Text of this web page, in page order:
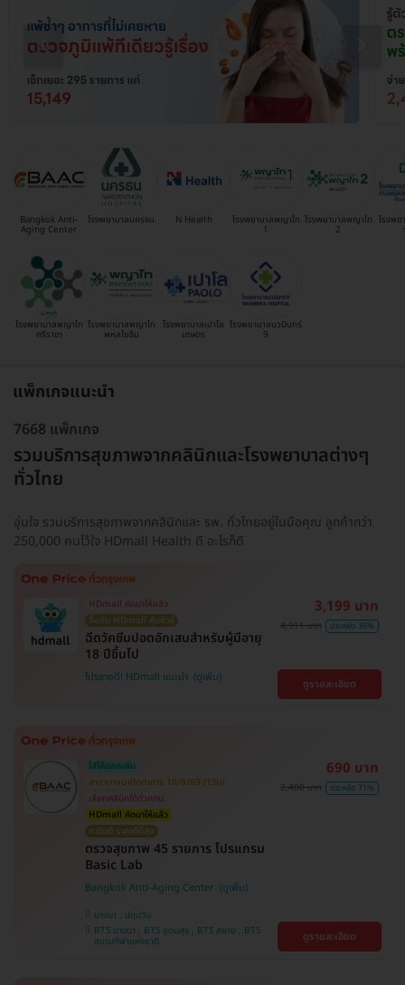
Bangkok Anti-
Aging Center
โรงพยาบาลนครธน N Health โรงพยาบาลพญาไท
1
โรงพยาบาลพญาไท
2
โรงพย
โรงพยาบาลพญาไท
ศรีราชา
โรงพยาบาลพญาไท
พหลโยธิน
โรงพยาบาลเปาโล
เกษตร
โรงพยาบาลนวมินทร์
9
แพ็กเกจแนะนำ
7668 แพ็กเกจ
รวมบริการสุขภาพจากคลินิกและโรงพยาบาลต่างๆ
ทั่วไทย
อุ่นใจ รวมบริการสุขภาพจากคลินิกและ รพ. ทั่วไทยอยู่ในมือคุณ ลูกค้ากว่า
250,000 คนไว้ใจ HDmall Health ดี อะไรก็ดี
HDmall คัดมาให้แล้ว
ซื้อกับ HDmall คุ้มชัวร์
ฉีดวัคซีนปอดอักเสบสำหรับผู้มีอายุ
18 ปีขึ้นไป
โปรขายดี! HDmall แนะนำ
3,199 บาท
4,911 บาท ประหยัด 35%
ดูรายละเอียด
ใส่โค้ดลดเพิ่ม
สาขาบางนาปิดทำการ 10/8/69 (1วัน)
เลือกคลินิกได้ทั่วกทม.
HDmall คัดมาให้แล้ว
การันตี ราคาดีที่สุด
ตรวจสุขภาพ 45 รายการ โปรแกรม
Basic Lab
Bangkok Anti-Aging Center
บางนา , ปทุมวัน
BTS บางนา , BTS อุดมสุข , BTS สยาม , BTS
สนามกีฬาแห่งชาติ
690 บาท
2,400 บาท ประหยัด 71%
ดูรายละเอียด